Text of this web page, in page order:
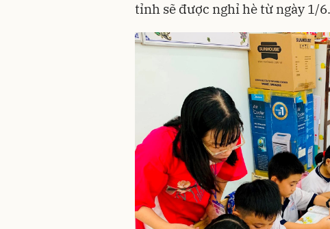
tỉnh sẽ được nghỉ hè từ ngày 1/6.